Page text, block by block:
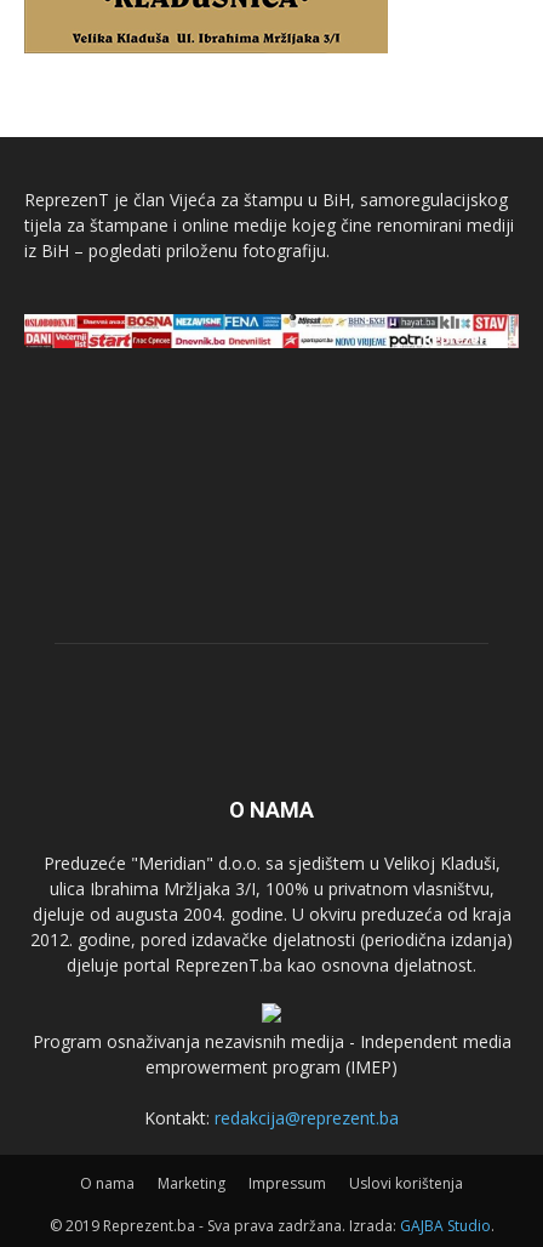
ReprezenT je član Vijeća za štampu u BiH, samoregulacijskog
tijela za štampane i online medije kojeg čine renomirani mediji
iz BiH – pogledati priloženu fotografiju.
O NAMA
Preduzeće "Meridian" d.o.o. sa sjedištem u Velikoj Kladuši,
ulica Ibrahima Mržljaka 3/I, 100% u privatnom vlasništvu,
djeluje od augusta 2004. godine. U okviru preduzeća od kraja
2012. godine, pored izdavačke djelatnosti (periodična izdanja)
djeluje portal ReprezenT.ba kao osnovna djelatnost.
Program osnaživanja nezavisnih medija - Independent media
emprowerment program (IMEP)
Kontakt: redakcija@reprezent.ba
O nama Marketing Impressum Uslovi korištenja
© 2019 Reprezent.ba - Sva prava zadržana. Izrada: GAJBA Studio.